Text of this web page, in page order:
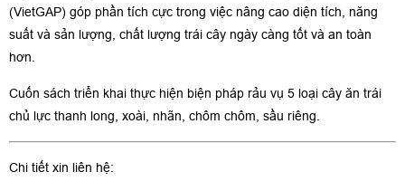
(VietGAP) góp phần tích cực trong việc nâng cao diện tích, năng
suất và sản lượng, chất lượng trái cây ngày càng tốt và an toàn
hơn.
Cuốn sách triển khai thực hiện biện pháp rảu vụ 5 loại cây ăn trái
chủ lực thanh long, xoài, nhãn, chôm chôm, sầu riêng.
Chi tiết xin liên hệ: